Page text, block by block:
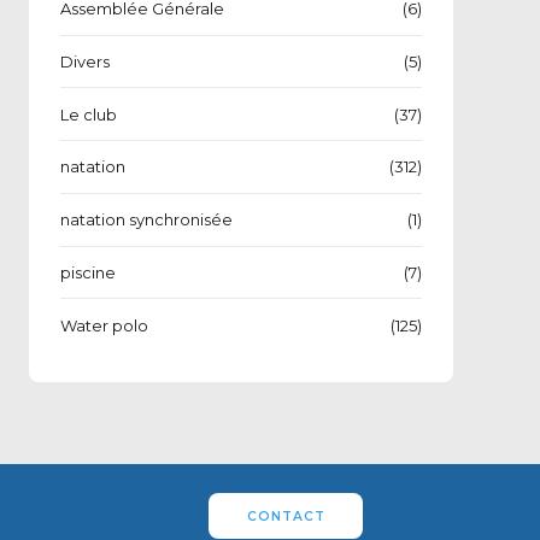
Assemblée Générale (6)
Divers (5)
Le club (37)
natation (312)
natation synchronisée (1)
piscine (7)
Water polo (125)
CONTACT